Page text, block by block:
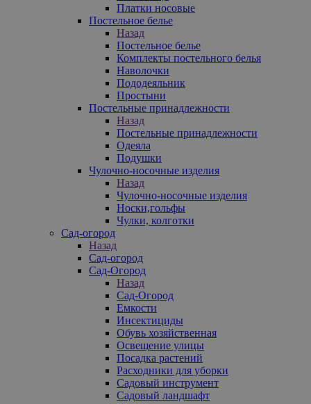
Платки носовые
Постельное белье
Назад
Постельное белье
Комплекты постельного белья
Наволочки
Пододеяльник
Простыни
Постельные принадлежности
Назад
Постельные принадлежности
Одеяла
Подушки
Чулочно-носочные изделия
Назад
Чулочно-носочные изделия
Носки,гольфы
Чулки, колготки
Сад-огород
Назад
Сад-огород
Сад-Огород
Назад
Сад-Огород
Емкости
Инсектициды
Обувь хозяйственная
Освещение улицы
Посадка растений
Расходники для уборки
Садовый инструмент
Садовый ландшафт